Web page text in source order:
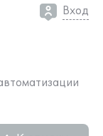
Вход